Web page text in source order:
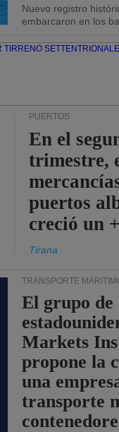
Nuevo registro
embarcaron en los
PUERTOS
En el
trimestre,
puertos
creció un
Tirana
TRANSPORTE
El grupo de
Markets
propone la
una
transporte